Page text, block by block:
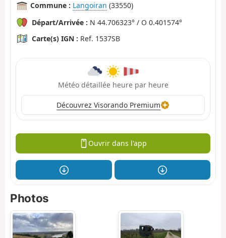
Commune : Langoiran (33550)
Départ/Arrivée : N 44.706323° / O 0.401574°
Carte(s) IGN : Ref. 1537SB
Météo détaillée heure par heure
Découvrez Visorando Premium
Ouvrir dans l'app
Photos